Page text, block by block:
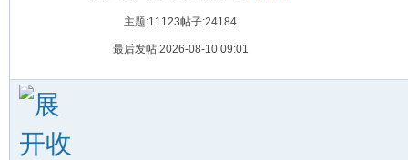
主题:11123帖子:24184
最后发帖:2026-08-10 09:01